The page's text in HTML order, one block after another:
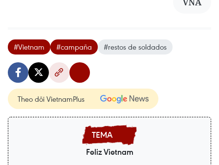
#Vietnam #campaña #restos de soldados
Theo dõi VietnamPlus
Feliz Vietnam